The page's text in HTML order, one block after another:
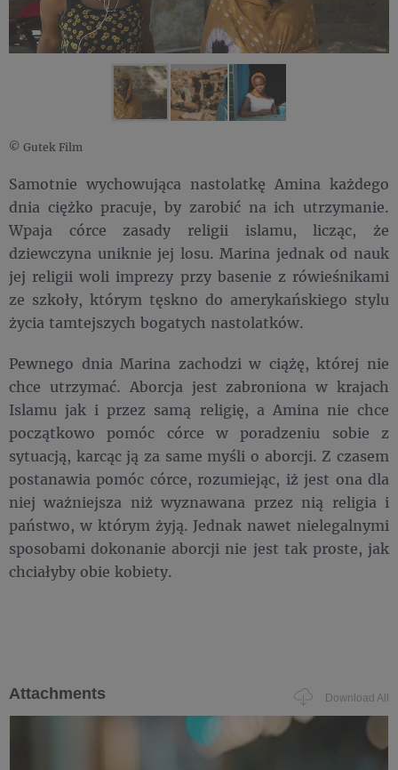
© Gutek Film
Samotnie wychowująca nastolatkę Amina każdego
dnia ciężko pracuje, by zarobić na ich utrzymanie.
Wpaja córce zasady religii islamu, licząc, że
dziewczyna uniknie jej losu. Marina jednak od nauk
jej religii woli imprezy przy basenie z rówieśnikami
ze szkoły, którym tęskno do amerykańskiego stylu
życia tamtejszych bogatych nastolatków.
Pewnego dnia Marina zachodzi w ciążę, której nie
chce utrzymać. Aborcja jest zabroniona w krajach
Islamu jak i przez samą religię, a Amina nie chce
początkowo pomóc córce w poradzeniu sobie z
sytuacją, karcąc ją za same myśli o aborcji. Z czasem
postanawia pomóc córce, rozumiejąc, iż jest ona dla
niej ważniejsza niż wyznawana przez nią religia i
państwo, w którym żyją. Jednak nawet nielegalnymi
sposobami dokonanie aborcji nie jest tak proste, jak
chciałyby obie kobiety.
Attachments Download All